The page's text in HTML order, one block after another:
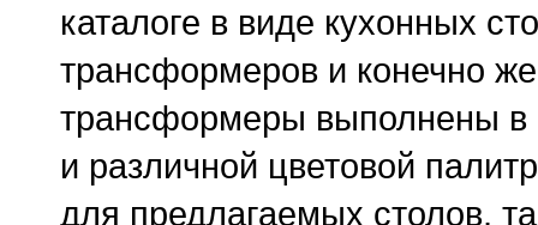
каталоге в виде кухонных
трансформеров и конечно
трансформеры выполнены в
и различной цветовой
для предлагаемых столов,